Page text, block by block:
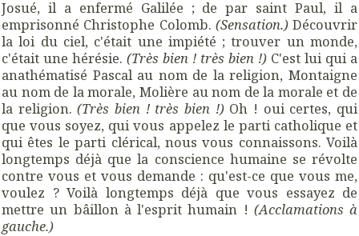
Josué, il a enfermé Galilée ; de par saint Paul, il a
emprisonné Christophe Colomb. (Sensation.)Découvrir
la loi du ciel, c'était une impiété ; trouver un monde,
c'était une hérésie. (Très bien ! très bien !) C'est lui qui a
anathématisé Pascal au nom de la religion, Montaigne
au nom de la morale, Molière au nom de la morale et de
la religion.(Très bien ! très bien !)Oh ! oui certes, qui
que vous soyez, qui vous appelez le parti catholique et
qui êtes le parti clérical, nous vous connaissons. Voilà
longtemps déjà que la conscience humaine se révolte
contre vous et vous demande : qu'est-ce que vous me,
voulez ? Voilà longtemps déjà que vous essayez de
mettre un bâillon à l'esprit humain ! (Acclamations à
gauche.)